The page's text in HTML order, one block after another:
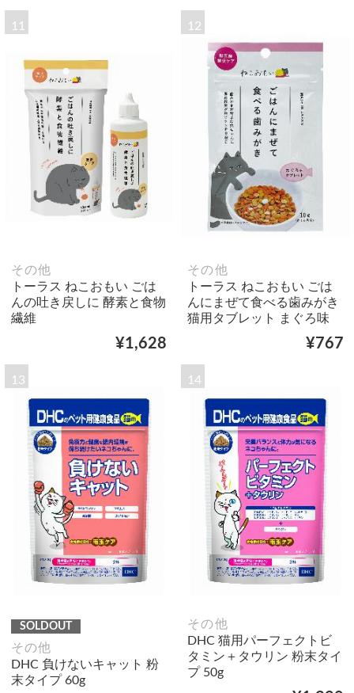
11
その他
トーラス ねこおもい ごは
んの吐き戻しに 酵素と食物
繊維
¥1,628
12
その他
トーラス ねこおもい ごは
んにまぜて食べる歯みがき
猫用タブレット まぐろ味
¥767
13
SOLDOUT
その他
DHC 負けないキャット 粉
末タイプ 60g
14
その他
DHC 猫用パーフェクトビ
タミン＋タウリン 粉末タイ
プ 50g